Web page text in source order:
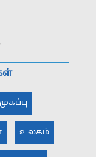
முகப்பு
உலகம்